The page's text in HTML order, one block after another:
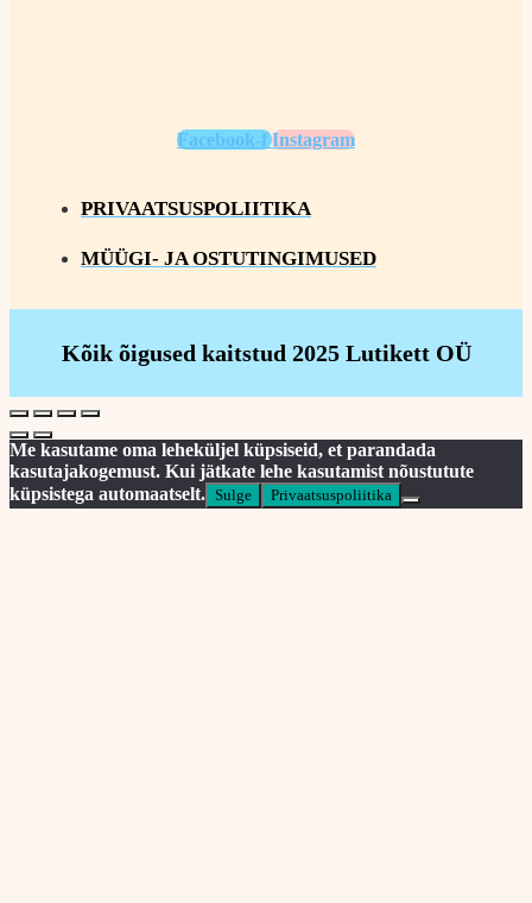
Facebook-f Instagram
PRIVAATSUSPOLIITIKA
MÜÜGI- JA OSTUTINGIMUSED
Kõik õigused kaitstud 2025 Lutikett OÜ
Me kasutame oma leheküljel küpsiseid, et parandada
kasutajakogemust. Kui jätkate lehe kasutamist nõustutute
küpsistega automaatselt. Sulge Privaatsuspoliitika